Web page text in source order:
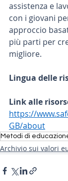
assistenza e
con i giovani
approccio
più parti per
migliore.
Lingua delle
Link alle
https://
GB/about
Metodi di
Archivio sui valori